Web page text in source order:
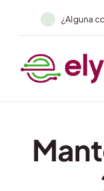
¿Alguna
Servicios